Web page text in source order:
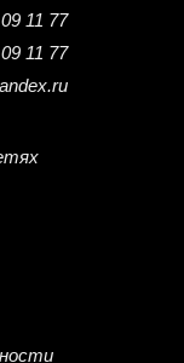
11 77
11 77